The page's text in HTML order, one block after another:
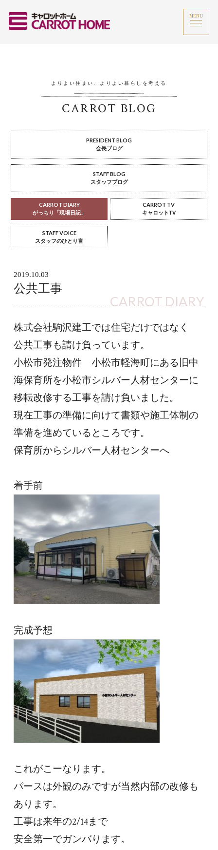
MENU
よりよい住まい、よりよい暮らしを考える
CARROT BLOG
PRESIDENT BLOG
会長ブログ
STAFF BLOG
スタッフブログ
CARROT DIARY
がっちり「現場日記」
CARROT TV
キャロットTV
STAFF VOICE
スタッフのひとり言
2019.10.03
公共工事
CARROT DIARY
株式会社駒沢建工では住宅だけではなく
公共工事も請け負っています。
小松市発注物件　小松市軽海町にある旧中
海保育所を小松市シルバー人材センターに
移転改修する工事を請け負いました。
現在工事の準備に向けて書類や施工体制の
準備を進めているところです。
保育所からシルバー人材センターへ
着手前
完成予想
これがこーなります。
パースは外観のみですが当然内部の改修も
あります。
工事は来年の2/14まで
安全第一でガンバります。